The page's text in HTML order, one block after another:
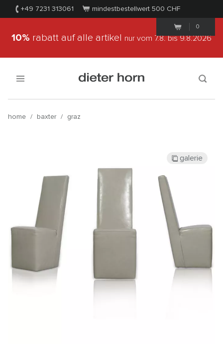
+49 7231 313061 mindestbestellwert 500 CHF
0
10% rabatt auf alle artikel nur vom 7.8.bis 9.8.2026
home / baxter / graz
galerie